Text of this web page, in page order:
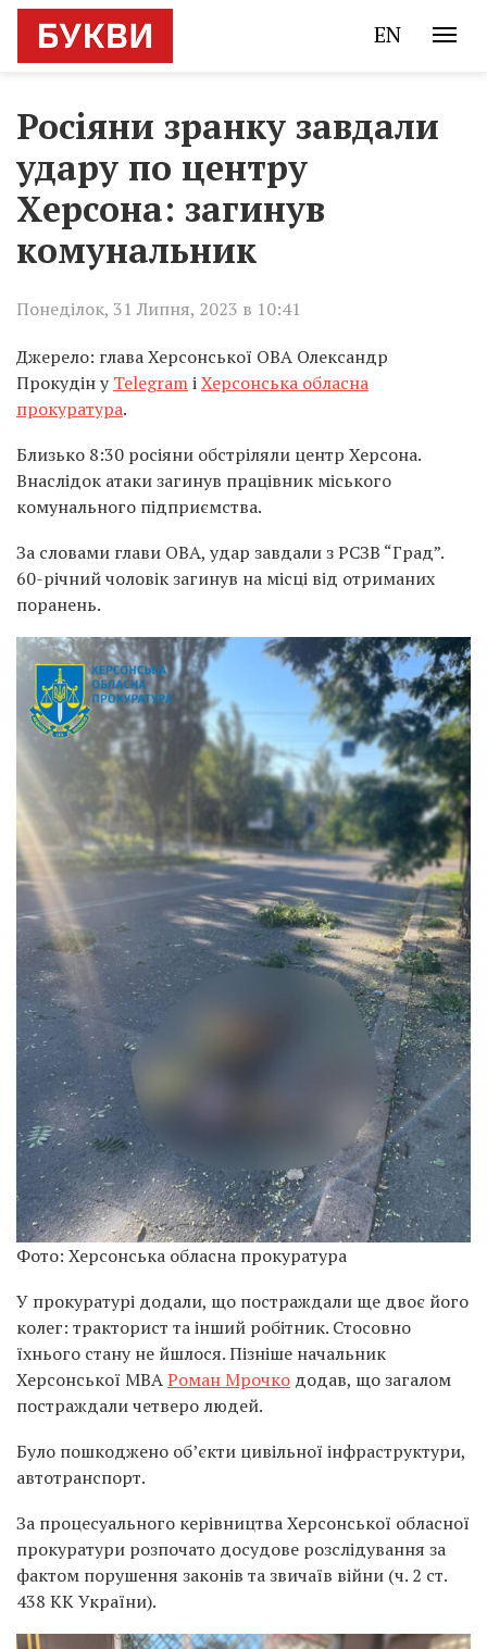
EN
Росіяни зранку завдали
удару по центру
Херсона: загинув
комунальник
Понеділок, 31 Липня, 2023 в 10:41
Джерело: глава Херсонської ОВА Олександр
Прокудін уTelegramіХерсонська обласна
прокуратура.
Близько 8:30 росіяни обстріляли центр Херсона.
Внаслідок атаки загинув працівник міського
комунального підприємства.
За словами глави ОВА, удар завдали з РСЗВ “Град”.
60-річний чоловік загинув на місці від отриманих
поранень.
Фото: Херсонська обласна прокуратура
У прокуратурі додали, що постраждали ще двоє його
колег: тракторист та інший робітник. Стосовно
їхнього стану не йшлося. Пізніше начальник
Херсонської МВАРоман Мрочко додав, що загалом
постраждали четверо людей.
Було пошкоджено об’єкти цивільної інфраструктури,
автотранспорт.
За процесуального керівництва Херсонської обласної
прокуратури розпочато досудове розслідування за
фактом порушення законів та звичаїв війни (ч. 2 ст.
438 КК України).